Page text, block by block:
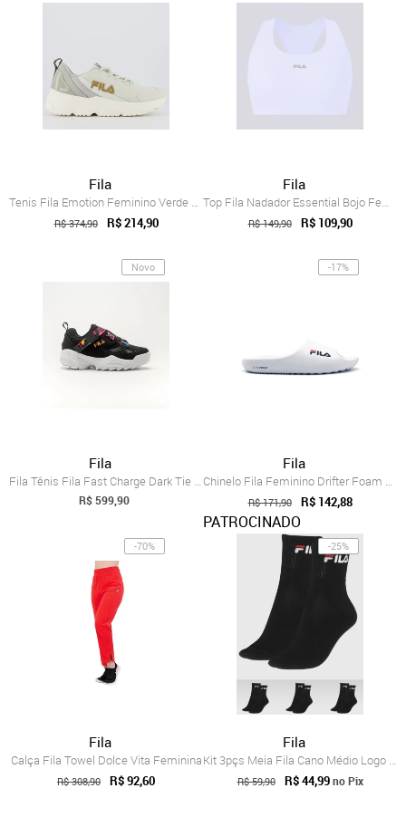
Fila
Tenis Fila Emotion Feminino Verde Claro
R$ 374,90 R$ 214,90
Fila
Top Fila Nadador Essential Bojo Feminino Branco
R$ 149,90 R$ 109,90
Novo
Fila
Fila Tênis Fila Fast Charge Dark Tie Dye...
R$ 599,90
-17%
Fila
Chinelo Fila Feminino Drifter Foam Branco
R$ 171,90 R$ 142,88
PATROCINADO
-70%
Fila
Calça Fila Towel Dolce Vita Feminina
R$ 308,90 R$ 92,60
-25%
Fila
Kit 3pçs Meia Fila Cano Médio Logo Preto
R$ 59,90 R$ 44,99 no Pix